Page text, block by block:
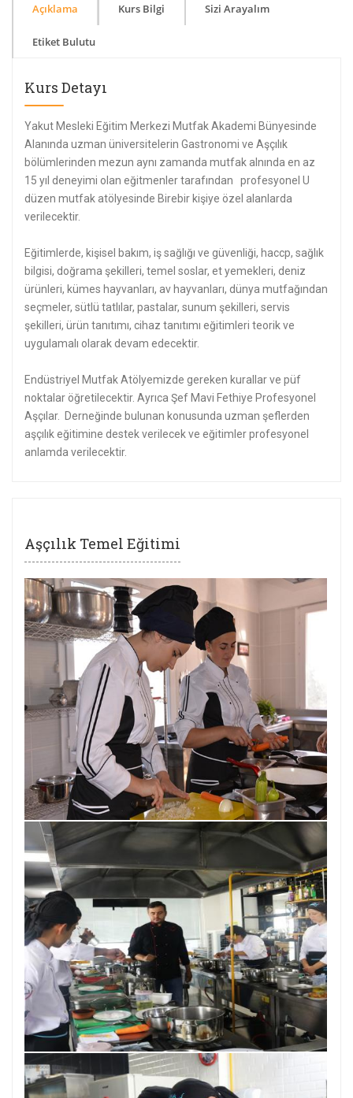
Açıklama Kurs Bilgi Sizi Arayalım
Etiket Bulutu
Kurs Detayı
Yakut Mesleki Eğitim Merkezi Mutfak Akademi Bünyesinde
Alanında uzman üniversitelerin Gastronomi ve Aşçılık
bölümlerinden mezun aynı zamanda mutfak alnında en az
15 yıl deneyimi olan eğitmenler tarafından profesyonel U
düzen mutfak atölyesinde Birebir kişiye özel alanlarda
verilecektir.
Eğitimlerde, kişisel bakım, iş sağlığı ve güvenliği, haccp, sağlık
bilgisi, doğrama şekilleri, temel soslar, et yemekleri, deniz
ürünleri, kümes hayvanları, av hayvanları, dünya mutfağından
seçmeler, sütlü tatlılar, pastalar, sunum şekilleri, servis
şekilleri, ürün tanıtımı, cihaz tanıtımı eğitimleri teorik ve
uygulamalı olarak devam edecektir.
Endüstriyel Mutfak Atölyemizde gereken kurallar ve püf
noktalar öğretilecektir. Ayrıca Şef Mavi Fethiye Profesyonel
Aşçılar. Derneğinde bulunan konusunda uzman şeflerden
aşçılık eğitimine destek verilecek ve eğitimler profesyonel
anlamda verilecektir.
Aşçılık Temel Eğitimi